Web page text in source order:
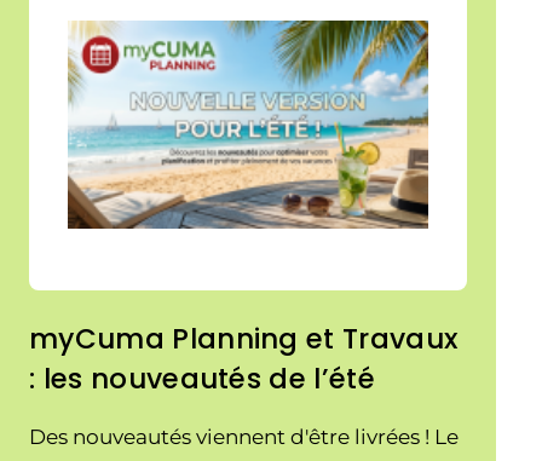
myCuma Planning et Travaux
: les nouveautés de l’été
Des nouveautés viennent d'être livrées ! Le